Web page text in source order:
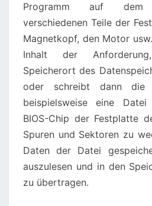
Programm auf dem
verschiedenen Teile der
Magnetkopf, den Motor
Inhalt der
Speicherort des
oder schreibt dann die
beispielsweise eine
BIOS-Chip der Festplatte
Spuren und Sektoren zu
Daten der Datei
auszulesen und in den
zu übertragen.